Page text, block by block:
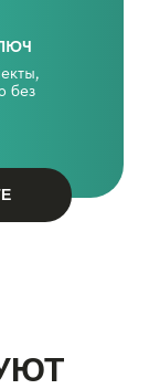
без